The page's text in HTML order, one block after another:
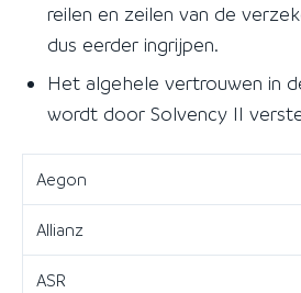
reilen en zeilen van de
dus eerder ingrijpen.
Het algehele vertrouwen in
wordt door Solvency II
Aegon
Allianz
ASR